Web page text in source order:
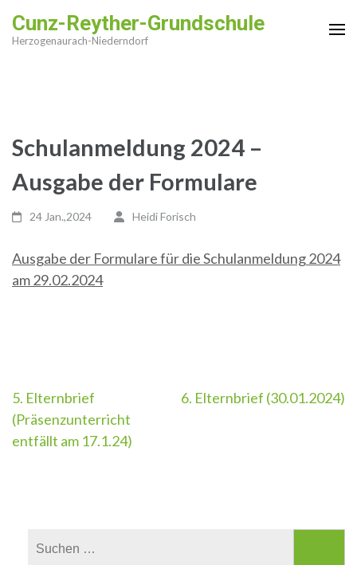
Inhalt
Cunz-Reyther-Grundschule
Herzogenaurach-Niederndorf
Schulanmeldung 2024 –
Ausgabe der Formulare
24 Jan.,2024 Heidi Forisch
Ausgabe der Formulare für die Schulanmeldung 2024
am 29.02.2024
Beitragsnavigation
5. Elternbrief
(Präsenzunterricht
entfällt am 17.1.24)
6. Elternbrief (30.01.2024)